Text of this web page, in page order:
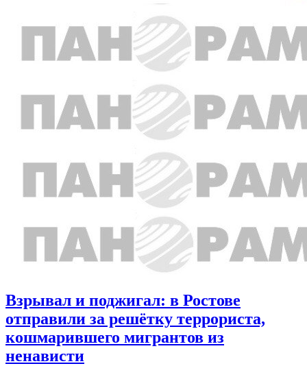
Взрывал и поджигал: в Ростове
отправили за решётку террориста,
кошмарившего мигрантов из
ненависти